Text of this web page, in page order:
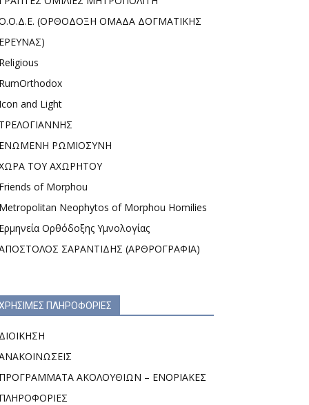
(ΟΡΘΟΔΟΞΗ ΟΜΑΔΑ ΔΟΓΜΑΤΙΚΗΣ
ΕΡΕΥΝΑΣ)
Religious
RumOrthodox
Icon and Light
ΤΡΕΛΟΓΙΑΝΝΗΣ
ΕΝΩΜΕΝΗ ΡΩΜΙΟΣΥΝΗ
ΤΟΥ ΑΧΩΡΗΤΟΥ
Friends of Morphou
Metropolitan Neophytos of Morphou Homilies
Ερμηνεία Ορθόδοξης Υμνολογίας
ΣΑΡΑΝΤΙΔΗΣ (ΑΡΘΡΟΓΡΑΦΙΑ)
ΠΛΗΡΟΦΟΡΙΕΣ
ΔΙΟΙΚΗΣΗ
ΠΡΟΓΡΑΜΜΑΤΑ ΑΚΟΛΟΥΘΙΩΝ – ΕΝΟΡΙΑΚΕΣ
ΠΛΗΡΟΦΟΡΙΕΣ